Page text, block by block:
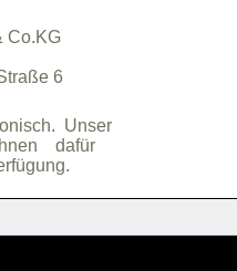
& Co.KG
-
Straße 6
Unser
dafür